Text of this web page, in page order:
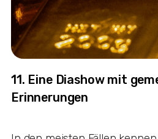
11. Eine Diashow mit
Erinnerungen